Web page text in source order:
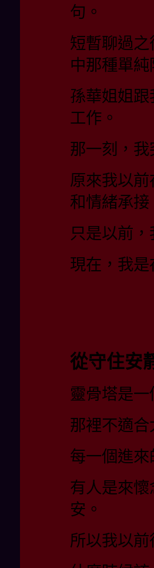
句。
短暫聊過
中那種單
孫華姐姐
工作。
那一刻，
原來我以
和情緒承
只是以前
現在，我
從守住安
靈骨塔是
那裡不適
每一個進
有人是來
安。
所以我以